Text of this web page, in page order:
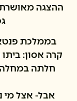
ההצגה
בממלכת
קרה אסון:
חלתה
אבל- אצל